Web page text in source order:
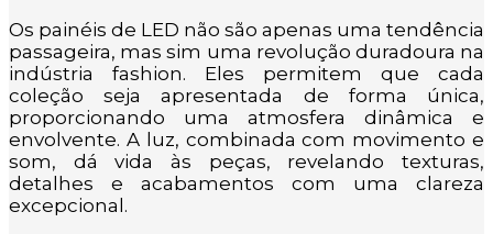
Os painéis de LED não são apenas uma tendência
passageira, mas sim uma revolução duradoura na
indústria fashion. Eles permitem que cada
coleção seja apresentada de forma única,
proporcionando uma atmosfera dinâmica e
envolvente. A luz, combinada com movimento e
som, dá vida às peças, revelando texturas,
detalhes e acabamentos com uma clareza
excepcional.